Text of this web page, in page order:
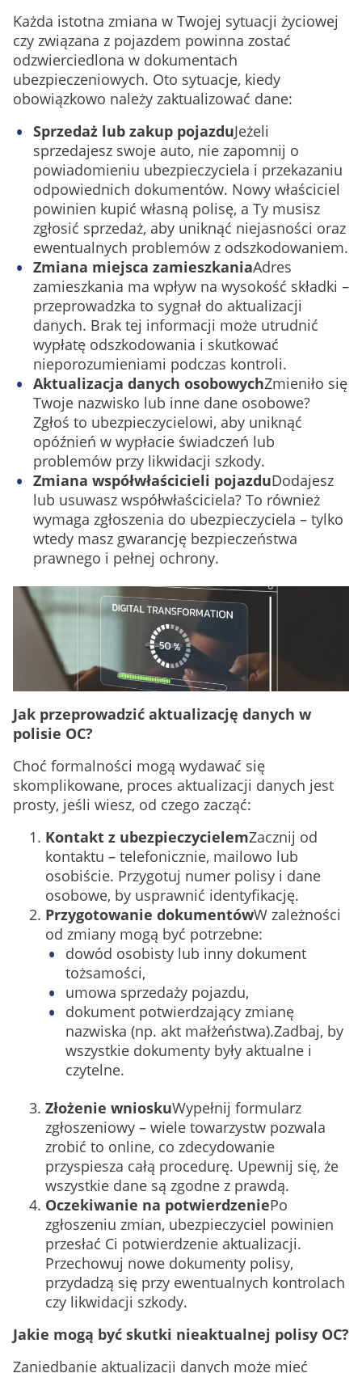
Każda istotna zmiana w Twojej sytuacji życiowej
czy związana z pojazdem powinna zostać
odzwierciedlona w dokumentach
ubezpieczeniowych. Oto sytuacje, kiedy
obowiązkowo należy zaktualizować dane:
Sprzedaż lub zakup pojazduJeżeli
sprzedajesz swoje auto, nie zapomnij o
powiadomieniu ubezpieczyciela i przekazaniu
odpowiednich dokumentów. Nowy właściciel
powinien kupić własną polisę, a Ty musisz
zgłosić sprzedaż, aby uniknąć niejasności oraz
ewentualnych problemów z odszkodowaniem.
Zmiana miejsca zamieszkaniaAdres
zamieszkania ma wpływ na wysokość składki –
przeprowadzka to sygnał do aktualizacji
danych. Brak tej informacji może utrudnić
wypłatę odszkodowania i skutkować
nieporozumieniami podczas kontroli.
Aktualizacja danych osobowychZmieniło się
Twoje nazwisko lub inne dane osobowe?
Zgłoś to ubezpieczycielowi, aby uniknąć
opóźnień w wypłacie świadczeń lub
problemów przy likwidacji szkody.
Zmiana współwłaścicieli pojazduDodajesz
lub usuwasz współwłaściciela? To również
wymaga zgłoszenia do ubezpieczyciela – tylko
wtedy masz gwarancję bezpieczeństwa
prawnego i pełnej ochrony.
Jak przeprowadzić aktualizację danych w
polisie OC?
Choć formalności mogą wydawać się
skomplikowane, proces aktualizacji danych jest
prosty, jeśli wiesz, od czego zacząć:
Kontakt z ubezpieczycielemZacznij od
kontaktu – telefonicznie, mailowo lub
osobiście. Przygotuj numer polisy i dane
osobowe, by usprawnić identyfikację.
Przygotowanie dokumentówW zależności
od zmiany mogą być potrzebne:
dowód osobisty lub inny dokument
tożsamości,
umowa sprzedaży pojazdu,
dokument potwierdzający zmianę
nazwiska (np. akt małżeństwa).Zadbaj, by
wszystkie dokumenty były aktualne i
czytelne.
Złożenie wnioskuWypełnij formularz
zgłoszeniowy – wiele towarzystw pozwala
zrobić to online, co zdecydowanie
przyspiesza całą procedurę. Upewnij się, że
wszystkie dane są zgodne z prawdą.
Oczekiwanie na potwierdzeniePo
zgłoszeniu zmian, ubezpieczyciel powinien
przesłać Ci potwierdzenie aktualizacji.
Przechowuj nowe dokumenty polisy,
przydadzą się przy ewentualnych kontrolach
czy likwidacji szkody.
Jakie mogą być skutki nieaktualnej polisy OC?
Zaniedbanie aktualizacji danych może mieć